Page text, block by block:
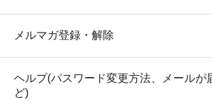
メルマガ登録・解除
ヘルプ(パスワード変更方法、メールが
ど)